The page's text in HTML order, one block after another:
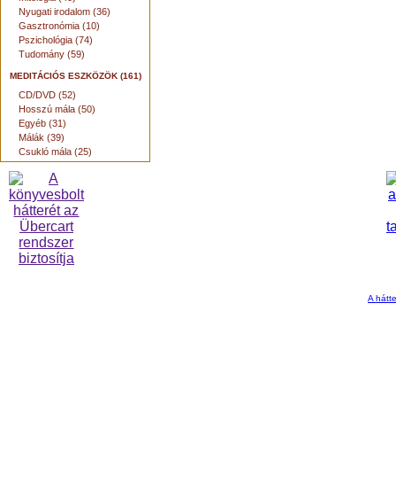
Nyugati irodalom (36)
Gasztronómia (10)
Pszichológia (74)
Tudomány (59)
MEDITÁCIÓS ESZKÖZÖK (161)
CD/DVD (52)
Hosszú mála (50)
Egyéb (31)
Málák (39)
Csukló mála (25)
A